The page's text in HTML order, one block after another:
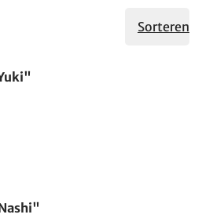
Sorteren